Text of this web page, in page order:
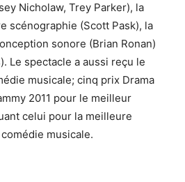
Nicholaw, Trey Parker), la
scénographie (Scott Pask), la
sonore (Brian Ronan)
Le spectacle a aussi reçu le
musicale; cinq prix Drama
2011 pour le meilleur
celui pour la meilleure
musicale.